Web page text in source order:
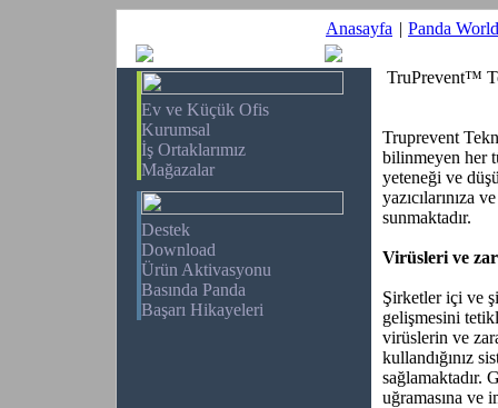
Anasayfa | Panda
Ev ve Küçük Ofis
Kurumsal
İş Ortaklarımız
Mağazalar
Destek
Download
Ürün Aktivasyonu
Basında Panda
Başarı Hikayeleri
TruPrevent™
Truprevent
bilinmeyen her
yeteneği ve
yazıcılarınıza
sunmaktadır.
Virüsleri ve
Şirketler içi ve
gelişmesini
virüslerin ve
kullandığınız
sağlamaktadır.
uğramasına ve